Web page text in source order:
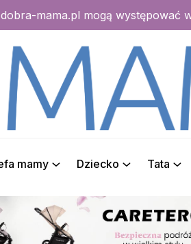
mama.pl mogą występować
mamy Dziecko Tata